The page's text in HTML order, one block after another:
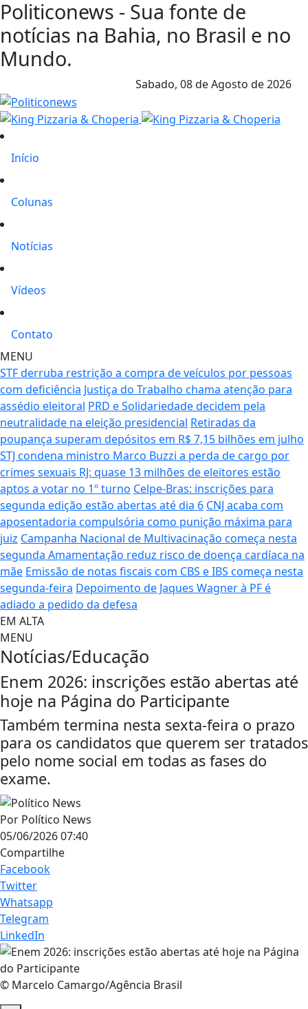
Politiconews - Sua fonte de
notícias na Bahia, no Brasil e no
Mundo.
Sabado, 08 de Agosto de 2026
Início
Colunas
Notícias
Vídeos
Contato
MENU
STF derruba restrição a compra de veículos por pessoas
com deficiência Justiça do Trabalho chama atenção para
assédio eleitoral PRD e Solidariedade decidem pela
neutralidade na eleição presidencial Retiradas da
poupança superam depósitos em R$ 7,15 bilhões em julho
STJ condena ministro Marco Buzzi a perda de cargo por
crimes sexuais RJ: quase 13 milhões de eleitores estão
aptos a votar no 1º turno Celpe-Bras: inscrições para
segunda edição estão abertas até dia 6 CNJ acaba com
aposentadoria compulsória como punição máxima para
juiz Campanha Nacional de Multivacinação começa nesta
segunda Amamentação reduz risco de doença cardíaca na
mãe Emissão de notas fiscais com CBS e IBS começa nesta
segunda-feira Depoimento de Jaques Wagner à PF é
adiado a pedido da defesa
EM ALTA
MENU
Notícias/Educação
Enem 2026: inscrições estão abertas até
hoje na Página do Participante
Também termina nesta sexta-feira o prazo
para os candidatos que querem ser tratados
pelo nome social em todas as fases do
exame.
Por Político News
05/06/2026 07:40
Compartilhe
Facebook
Twitter
Whatsapp
Telegram
LinkedIn
© Marcelo Camargo/Agência Brasil